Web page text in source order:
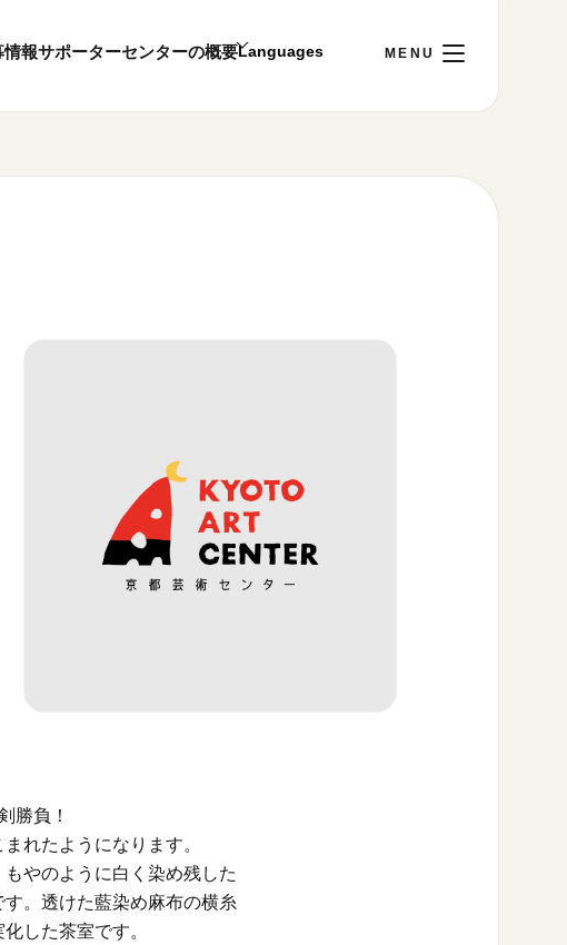
情報サポーターセンターの概要
ご利用案内
わせ
勝負！
れたようになります。
やのように白く染め残した
。透けた藍染め麻布の横糸
した茶室です。